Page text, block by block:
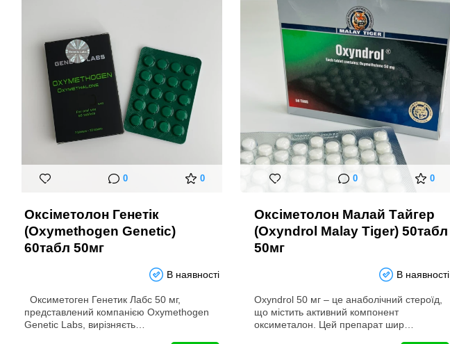
0 0
Оксіметолон Генетік
(Oxymethogen Genetic)
60табл 50мг
В наявності
Оксиметоген Генетик Лабс 50 мг,
представлений компанією Oxymethogen
Genetic Labs, вирізняєть…
0 0
Оксіметолон Малай Тайгер
(Oxyndrol Malay Tiger) 50табл
50мг
В наявності
Oxyndrol 50 мг – це анаболічний стероїд,
що містить активний компонент
оксиметалон. Цей препарат шир…